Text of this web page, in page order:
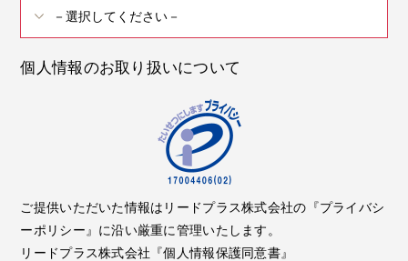
個人情報のお取り扱いについて
ご提供いただいた情報はリードプラス株式会社の『プライバシ
ーポリシー』に沿い厳重に管理いたします。
リードプラス株式会社『個人情報保護同意書』